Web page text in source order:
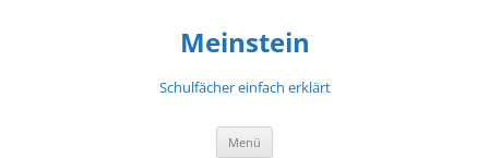
Meinstein
Schulfächer einfach erklärt
Menü